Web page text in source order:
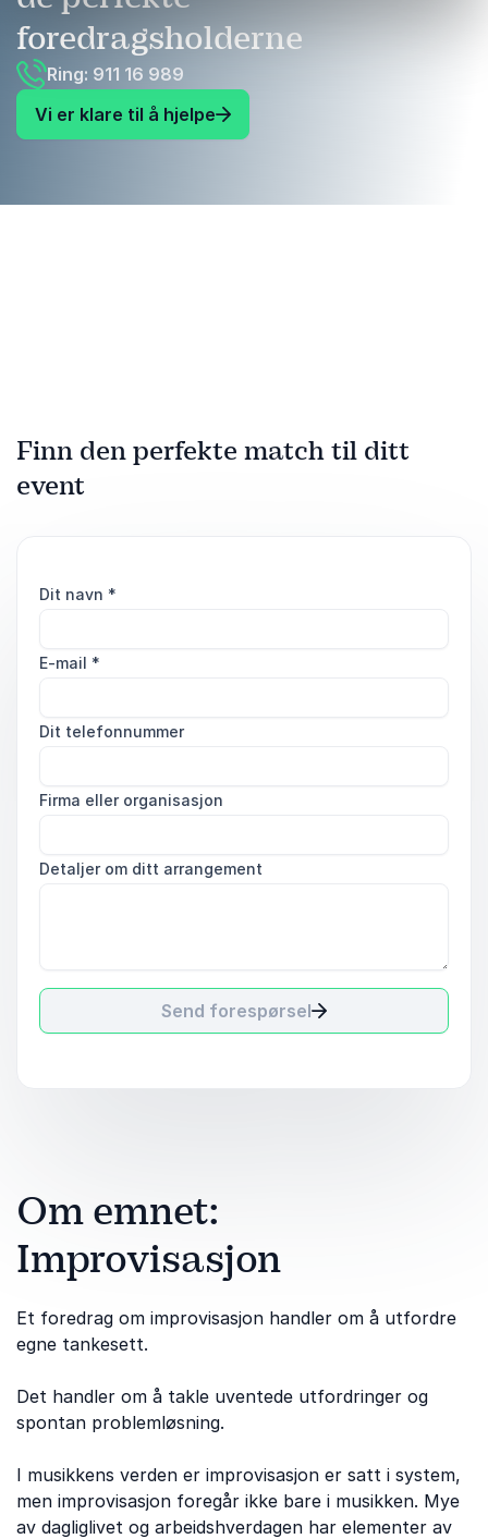
foredragsholderne
Ring: 911 16 989
Vi er klare til å hjelpe
Finn den perfekte match til ditt
event
Dit navn *
E-mail *
Dit telefonnummer
Firma eller organisasjon
Detaljer om ditt arrangement
Send forespørsel
Om emnet:
Improvisasjon
Et foredrag om improvisasjon handler om å utfordre
egne tankesett.
Det handler om å takle uventede utfordringer og
spontan problemløsning.
I musikkens verden er improvisasjon er satt i system,
men improvisasjon foregår ikke bare i musikken. Mye
av dagliglivet og arbeidshverdagen har elementer av